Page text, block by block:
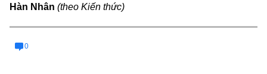
Hàn Nhân (theo Kiến thức)
0